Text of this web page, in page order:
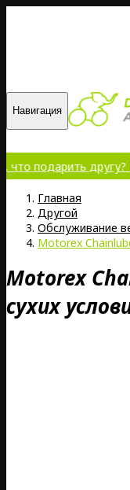
Навигация
другу?
Главная
Другой
Обслуживание
Motorex
Motorex
сухих